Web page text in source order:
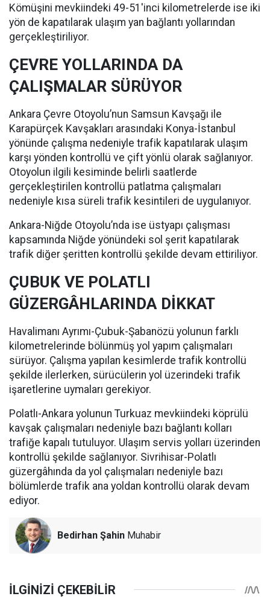
Kömüşini mevkiindeki 49-51'inci kilometrelerde ise iki
yön de kapatılarak ulaşım yan bağlantı yollarından
gerçekleştiriliyor.
ÇEVRE YOLLARINDA DA
ÇALIŞMALAR SÜRÜYOR
Ankara Çevre Otoyolu’nun Samsun Kavşağı ile
Karapürçek Kavşakları arasındaki Konya-İstanbul
yönünde çalışma nedeniyle trafik kapatılarak ulaşım
karşı yönden kontrollü ve çift yönlü olarak sağlanıyor.
Otoyolun ilgili kesiminde belirli saatlerde
gerçekleştirilen kontrollü patlatma çalışmaları
nedeniyle kısa süreli trafik kesintileri de uygulanıyor.
Ankara-Niğde Otoyolu’nda ise üstyapı çalışması
kapsamında Niğde yönündeki sol şerit kapatılarak
trafik diğer şeritten kontrollü şekilde devam ettiriliyor.
ÇUBUK VE POLATLI
GÜZERGÂHLARINDA DİKKAT
Havalimanı Ayrımı-Çubuk-Şabanözü yolunun farklı
kilometrelerinde bölünmüş yol yapım çalışmaları
sürüyor. Çalışma yapılan kesimlerde trafik kontrollü
şekilde ilerlerken, sürücülerin yol üzerindeki trafik
işaretlerine uymaları gerekiyor.
Polatlı-Ankara yolunun Turkuaz mevkiindeki köprülü
kavşak çalışmaları nedeniyle bazı bağlantı kolları
trafiğe kapalı tutuluyor. Ulaşım servis yolları üzerinden
kontrollü şekilde sağlanıyor. Sivrihisar-Polatlı
güzergâhında da yol çalışmaları nedeniyle bazı
bölümlerde trafik ana yoldan kontrollü olarak devam
ediyor.
Bedirhan Şahin Muhabir